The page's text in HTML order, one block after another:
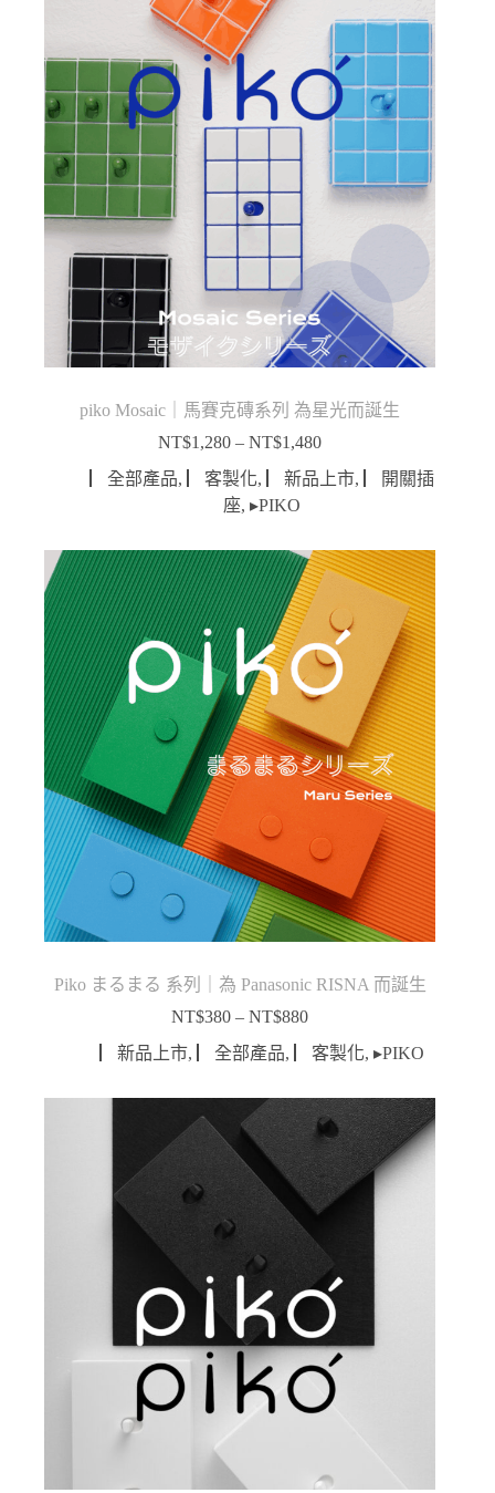
NT$980
piko Mosaic｜馬賽克磚系列 為星光而誕生
NT$1,280 – NT$1,480價
格
NT$1,280
到
NT$1,480
▏全部產品, ▏客製化, ▏新品上市,
▏開關插
座,▸PIKO
Piko まるまる 系列｜為 Panasonic RISNA 而誕生
NT$380 – NT$880價
格
圍：
NT$380
到
NT$880
▏新品上市, ▏全部產品, ▏客製化,▸PIKO